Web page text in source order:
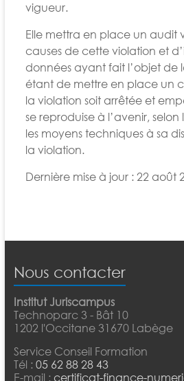
vigueur.
Elle mettra en place un audit
causes de cette violation et
données ayant fait l’objet de
étant de mettre en place un
la violation soit arrêtée et
se reproduise à l’avenir, selon
les moyens techniques à sa
la violation.
Dernière mise à jour : 22 août
Nous contacter
Institut Juriscampus
Technoparc 3 - Bât 10
1202 l'Occitane 31670 Labège
Service Conseil Formation
Tél : 05 62 88 28 43
E-mail : certificat-finance-